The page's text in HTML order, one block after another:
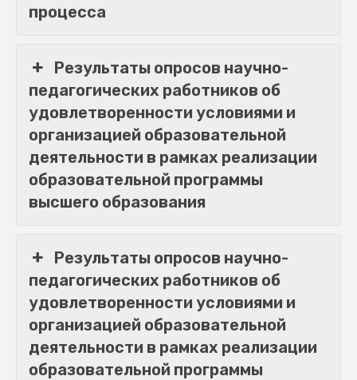
процесса
Результаты опросов научно-
педагогических работников об
удовлетворенности условиями и
организацией образовательной
деятельности в рамках реализации
образовательной программы
высшего образования
Результаты опросов научно-
педагогических работников об
удовлетворенности условиями и
организацией образовательной
деятельности в рамках реализации
образовательной программы